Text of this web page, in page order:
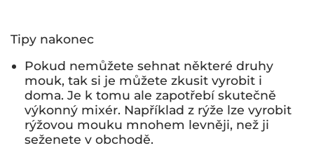
Tipy nakonec
Pokud nemůžete sehnat některé druhy
mouk, tak si je můžete zkusit vyrobit i
doma. Je k tomu ale zapotřebí skutečně
výkonný mixér. Například z rýže lze vyrobit
rýžovou mouku mnohem levněji, než ji
seženete v obchodě.